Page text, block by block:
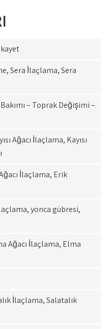
Sera İlaçlama, Sera
– Toprak Değişimi –
Ağacı İlaçlama, Kayısı
İlaçlama, Erik
yonca gübresi,
Ağacı İlaçlama, Elma
İlaçlama, Salatalık